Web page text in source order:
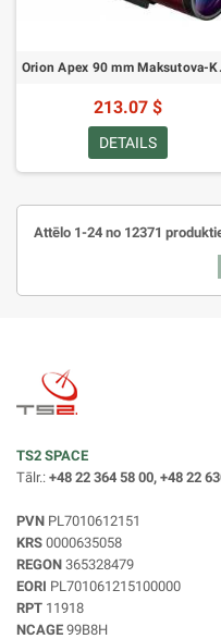
Orion
213.07 $
DETAILS
Attēlo 1-24 no 12371
TS2 SPACE
Tālr.: +48 22 364 58 00, +48 22
PVN PL7010612151
KRS 0000635058
REGON 365328479
EORI PL701061215100000
RPT 11918
NCAGE 99B8H